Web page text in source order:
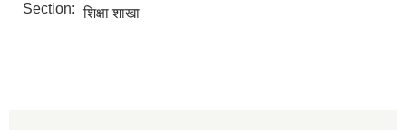
Section: शिक्षा शाखा